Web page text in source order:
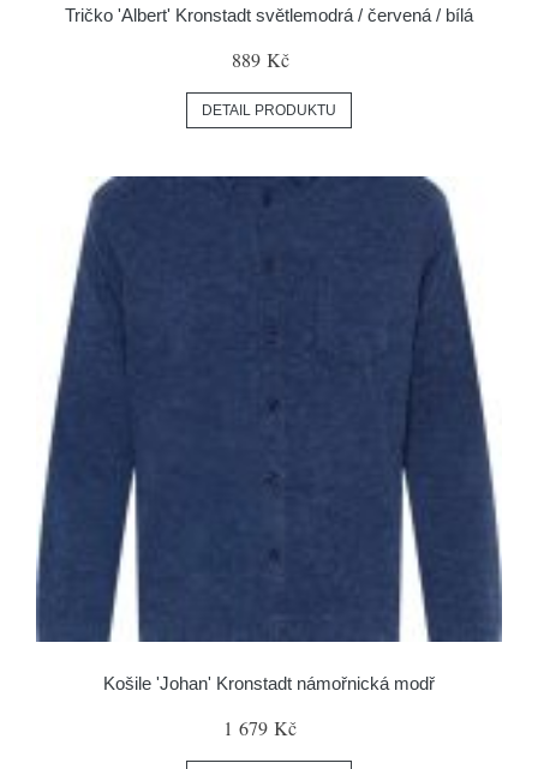
Tričko 'Albert' Kronstadt světlemodrá / červená / bílá
889 Kč
DETAIL PRODUKTU
Košile 'Johan' Kronstadt námořnická modř
1 679 Kč